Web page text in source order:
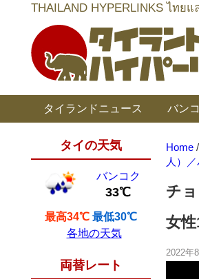
THAILAND HYPERLINKS ไทย
タイランドニュース バン
タイの天気
バンコク
33℃
最高34℃ 最低30℃
各地の天気
両替レート
Home /
人）
チ
女性
2022年